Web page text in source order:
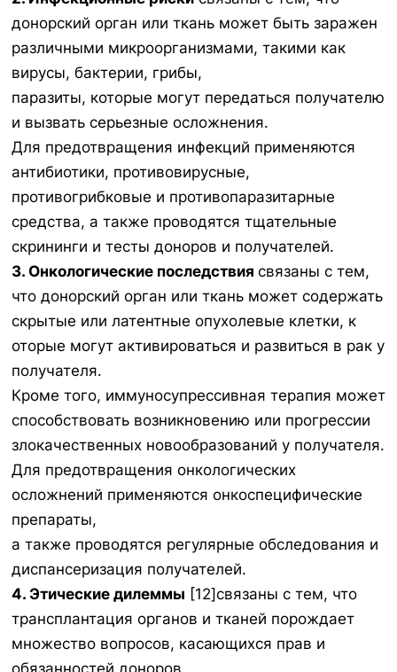
донорский орган или ткань может быть заражен
различными микроорганизмами, такими как
вирусы, бактерии, грибы,
паразиты, которые могут передаться получателю
и вызвать серьезные осложнения.
Для предотвращения инфекций применяются
антибиотики, противовирусные,
противогрибковые и противопаразитарные
средства, а также проводятся тщательные
скрининги и тесты доноров и получателей.
3. Онкологические последствия связаны с тем,
что донорский орган или ткань может содержать
скрытые или латентные опухолевые клетки, к
оторые могут активироваться и развиться в рак у
получателя.
Кроме того, иммуносупрессивная терапия может
способствовать возникновению или прогрессии
злокачественных новообразований у получателя.
Для предотвращения онкологических
осложнений применяются онкоспецифические
препараты,
а также проводятся регулярные обследования и
диспансеризация получателей.
4. Этические дилеммы [12]связаны с тем, что
трансплантация органов и тканей порождает
множество вопросов, касающихся прав и